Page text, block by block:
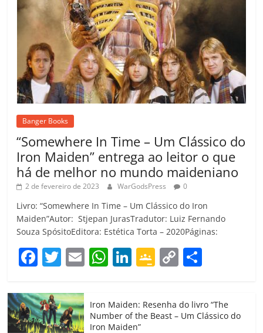
Banger Books
“Somewhere In Time – Um Clássico do
Iron Maiden” entrega ao leitor o que
há de melhor no mundo maideniano
2 de fevereiro de 2023 WarGodsPress 0
Livro: “Somewhere In Time – Um Clássico do Iron
Maiden”Autor: Stjepan JurasTradutor: Luiz Fernando
Souza SpósitoEditora: Estética Torta – 2020Páginas:
F
c
e
T
itt
er
E W
at
s
Li
e
G
gl
C
p
y
m
p
Iron Maiden: Resenha do livro “The
Number of the Beast – Um Clássico do
Iron Maiden”